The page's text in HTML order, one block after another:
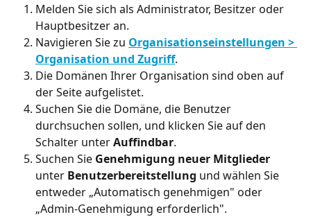
Melden Sie sich als Administrator, Besitzer oder
Hauptbesitzer an.
Navigieren Sie zu Organisationseinstellungen >
Organisation und Zugriff.
Die Domänen Ihrer Organisation sind oben auf
der Seite aufgelistet.
Suchen Sie die Domäne, die Benutzer
durchsuchen sollen, und klicken Sie auf den
Schalter unter Auffindbar.
Suchen Sie Genehmigung neuer Mitglieder
unter Benutzerbereitstellung und wählen Sie
entweder „Automatisch genehmigen" oder
„Admin-Genehmigung erforderlich".